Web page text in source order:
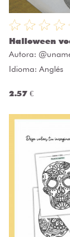
Halloween
Autora:
Idioma: Anglés
2.57 €